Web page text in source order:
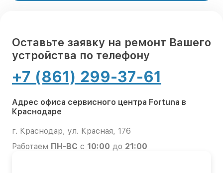
Оставьте заявку на ремонт Вашего
устройства по телефону
+7 (861) 299-37-61
Адрес офиса сервисного центра Fortuna в
Краснодаре
г. Краснодар, ул. Красная, 176
Работаем ПН-ВС с 10:00 до 21:00